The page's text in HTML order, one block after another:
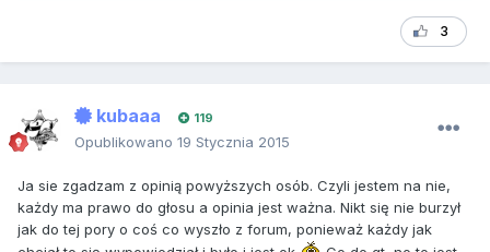
3
kubaaa 119
Opublikowano 19 Stycznia 2015
Ja sie zgadzam z opinią powyższych osób. Czyli jestem na nie,
każdy ma prawo do głosu a opinia jest ważna. Nikt się nie burzył
jak do tej pory o coś co wyszło z forum, ponieważ każdy jak